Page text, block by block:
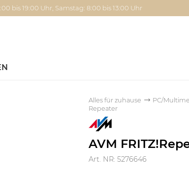
bis 19:00 Uhr, Samstag: 8:00 bis 13:00 Uhr
Alles für zuhause PC/
Repeater
AVM
Art. NR: 5276646